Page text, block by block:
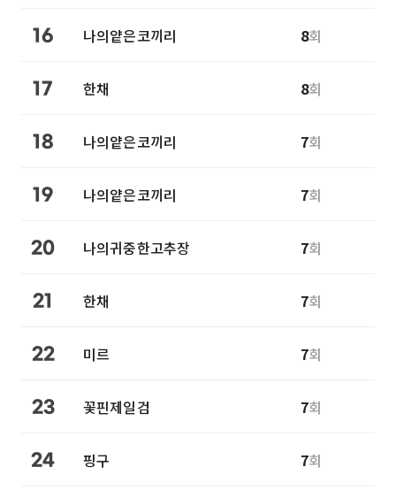
16 나의얕은코끼리 8회
17 한채 8회
18 나의얕은코끼리 7회
19 나의얕은코끼리 7회
20 나의귀중한고추장 7회
21 한채 7회
22 미르 7회
23 꽃핀제일검 7회
24 핑구 7회